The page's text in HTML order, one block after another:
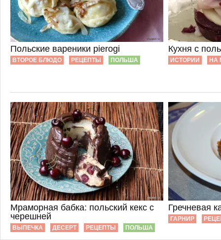
Польские вареники pierogi
ВТОРОЕ БЛЮДО РЕЦЕПТЫ ПОЛЬША
Кухня с
ИСТОРИИ НА
Мраморная бабка: польский кекс с
черешней
ВЫПЕЧКА ДЕСЕРТ РЕЦЕПТЫ ПОЛЬША
Гречневая
ГАРНИР